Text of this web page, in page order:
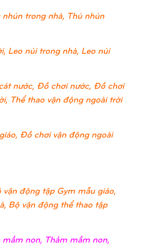
trong nhà, Thú nhún
Leo núi trong nhà, Leo núi
nước, Đồ chơi nước, Đồ chơi
Thể thao vận động ngoài trời
Đồ chơi vận động ngoài
động tập Gym mẫu giáo,
Bộ vận động thể thao tập
non, Thảm mầm non,